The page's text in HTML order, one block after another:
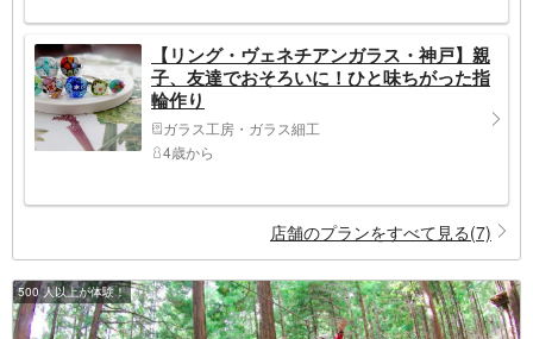
【リング・ヴェネチアンガラス・神戸】親
子、友達でおそろいに！ひと味ちがった指
輪作り
ガラス工房・ガラス細工
4歳から
店舗のプランをすべて見る(7)
500 人以上が体験！